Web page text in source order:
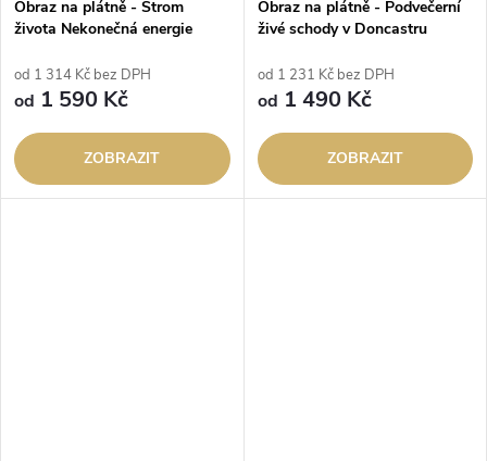
Obraz na plátně - Strom
života Nekonečná energie
od 1 314 Kč bez DPH
od 1 590 Kč
ZOBRAZIT
Obraz na plátně - Podvečerní
živé schody v Doncastru
od 1 231 Kč bez DPH
od 1 490 Kč
ZOBRAZIT